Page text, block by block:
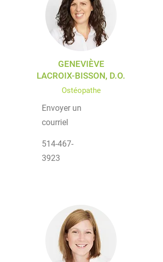
GENEVIÈVE
LACROIX-BISSON, D.O.
Ostéopathe
Envoyer un
courriel
514-467-
3923